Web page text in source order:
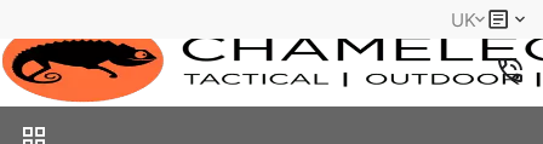
UK